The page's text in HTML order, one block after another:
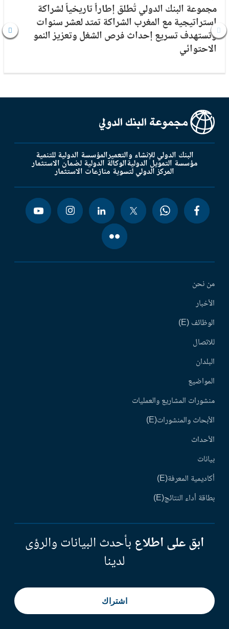
مجموعة البنك الدولي تُطلق إطاراً تاريخياً لشراكة
إستراتيجية مع المغرب الشراكة تمتد لعشر سنوات
وتستهدف تسريع إحداث فرص الشغل وتعزيز النمو
الاحتوائي
البنك الدولي للإنشاء والتعميرالمؤسسة الدولية للتنمية
مؤسسة التمويل الدوليةالوكالة الدولية لضمان الاستثمار
المركز الدولي لتسوية منازعات الاستثمار
من نحن
الأخبار
الوظائف (E)
للاتصال
البلدان
المواضيع
منشورات المشاريع والعمليات
الأبحاث والمنشورات(E)
الأحداث
بيانات
أكاديمية المعرفة(E)
بطاقة أداء النتائج(E)
ابق على اطلاع بأحدث البيانات والرؤى
لدينا
اشتراك